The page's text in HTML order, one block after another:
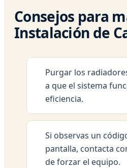
Consejos para
Instalación de
Purgar los
a que el sistema
eficiencia.
Si observas un
pantalla, contacta
de forzar el equipo.